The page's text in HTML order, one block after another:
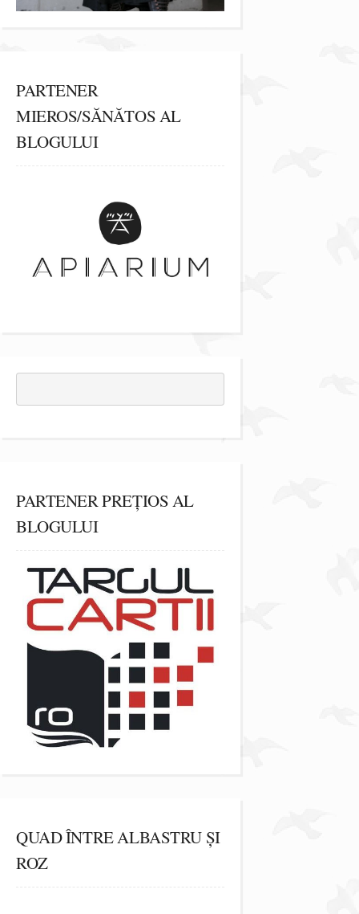
PARTENER
MIEROS/SĂNĂTOS AL
BLOGULUI
PARTENER PREȚIOS AL
BLOGULUI
QUAD ÎNTRE ALBASTRU ȘI
ROZ